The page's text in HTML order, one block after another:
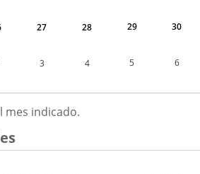
27 28 29 30
3 4 5 6
mes indicado.